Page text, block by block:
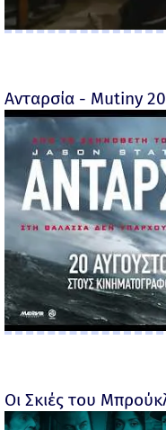
Ανταρσία - Mutiny
Οι Σκιές του